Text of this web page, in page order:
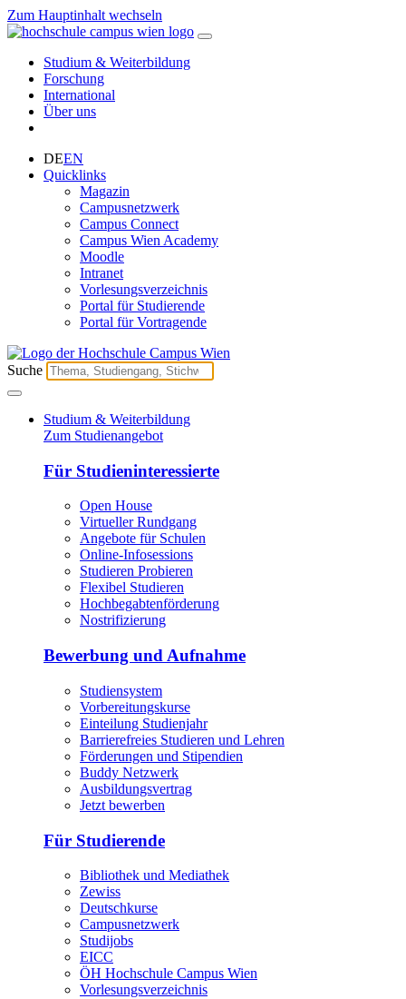
Zum Hauptinhalt wechseln
Studium & Weiterbildung
Forschung
International
Über uns
DEEN
Quicklinks
Magazin
Campusnetzwerk
Campus Connect
Campus Wien Academy
Moodle
Intranet
Vorlesungsverzeichnis
Portal für Studierende
Portal für Vortragende
Suche
Studium & Weiterbildung
Zum Studienangebot
Für Studieninteressierte
Open House
Virtueller Rundgang
Angebote für Schulen
Online-Infosessions
Studieren Probieren
Flexibel Studieren
Hochbegabtenförderung
Nostrifizierung
Bewerbung und Aufnahme
Studiensystem
Vorbereitungskurse
Einteilung Studienjahr
Barrierefreies Studieren und Lehren
Förderungen und Stipendien
Buddy Netzwerk
Ausbildungsvertrag
Jetzt bewerben
Für Studierende
Bibliothek und Mediathek
Zewiss
Deutschkurse
Campusnetzwerk
Studijobs
EICC
ÖH Hochschule Campus Wien
Vorlesungsverzeichnis